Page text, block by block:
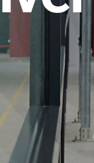
Robust im
im Ausbau.